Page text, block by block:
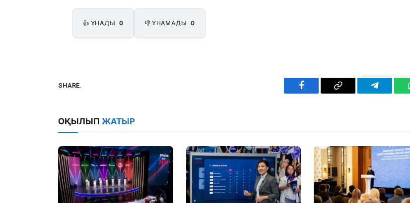
👍 ҰНАДЫ 0 👎 ҰНАМАДЫ 0
SHARE.
Facebook Copy
Telegram
ОҚЫЛЫП ЖАТЫР